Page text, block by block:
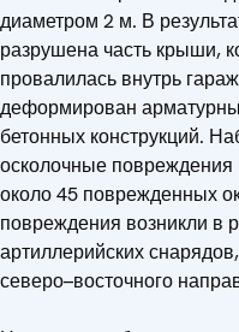
диаметром 2 м. В
разрушена часть крыши,
провалилась внутрь
деформирован
бетонных конструкций.
осколочные повреждения
около 45 поврежденных
повреждения возникли в
артиллерийских
северо–восточного